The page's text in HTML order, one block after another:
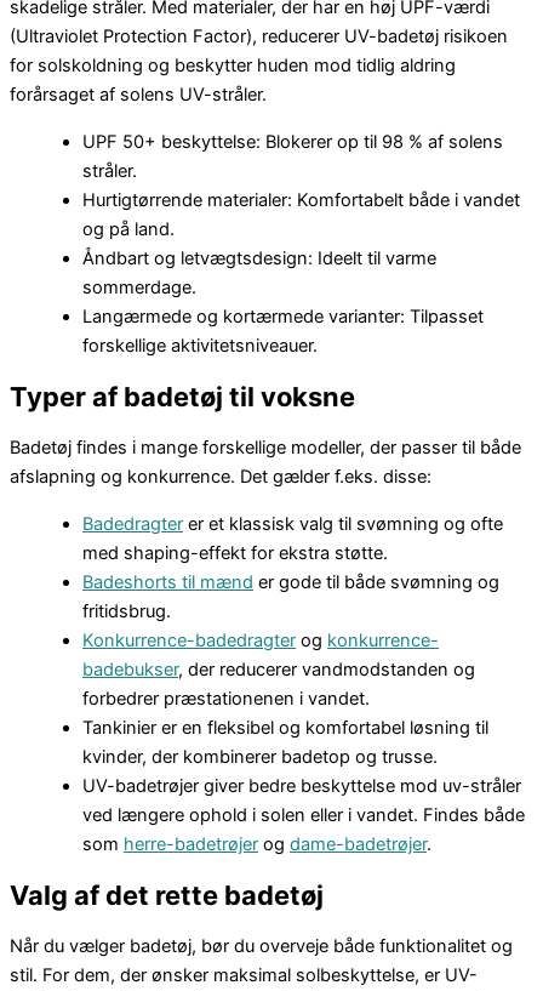
skadelige stråler. Med materialer, der har en høj UPF-værdi
(Ultraviolet Protection Factor), reducerer UV-badetøj risikoen
for solskoldning og beskytter huden mod tidlig aldring
forårsaget af solens UV-stråler.
UPF 50+ beskyttelse: Blokerer op til 98 % af solens
stråler.
Hurtigtørrende materialer: Komfortabelt både i vandet
og på land.
Åndbart og letvægtsdesign: Ideelt til varme
sommerdage.
Langærmede og kortærmede varianter: Tilpasset
forskellige aktivitetsniveauer.
Typer af badetøj til voksne
Badetøj findes i mange forskellige modeller, der passer til både
afslapning og konkurrence. Det gælder f.eks. disse:
Badedragter er et klassisk valg til svømning og ofte
med shaping-effekt for ekstra støtte.
Badeshorts til mænd er gode til både svømning og
fritidsbrug.
Konkurrence-badedragter og konkurrence-
badebukser, der reducerer vandmodstanden og
forbedrer præstationenen i vandet.
Tankinier er en fleksibel og komfortabel løsning til
kvinder, der kombinerer badetop og trusse.
UV-badetrøjer giver bedre beskyttelse mod uv-stråler
ved længere ophold i solen eller i vandet. Findes både
som herre-badetrøjer og dame-badetrøjer.
Valg af det rette badetøj
Når du vælger badetøj, bør du overveje både funktionalitet og
stil. For dem, der ønsker maksimal solbeskyttelse, er UV-